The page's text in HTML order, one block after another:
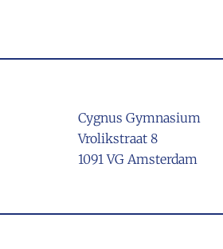
Cygnus Gymnasium
Vrolikstraat 8
1091 VG Amsterdam